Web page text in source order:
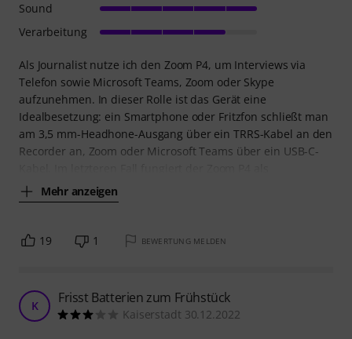
Als Journalist nutze ich den Zoom P4, um Interviews via
Telefon sowie Microsoft Teams, Zoom oder Skype
aufzunehmen. In dieser Rolle ist das Gerät eine
Idealbesetzung: ein Smartphone oder Fritzfon schließt man
am 3,5 mm-Headhone-Ausgang über ein TRRS-Kabel an den
Recorder an, Zoom oder Microsoft Teams über ein USB-C-
Mehr anzeigen
Sound
Verarbeitung
19 1 BEWERTUNG MELDEN
K Frisst Batterien zum Frühstück
Kaiserstadt 30.12.2022